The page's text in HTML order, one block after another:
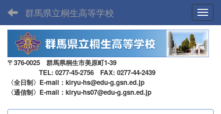
群馬県立桐生高等学校
〒376-0025 群馬県桐生市美原町1-39
TEL: 0277-45-2756 FAX: 0277-44-2439
〈全日制〉E-mail：kiryu-hs@edu-g.gsn.ed.jp
〈通信制〉E-mail：kiryu-hs07@edu-g.gsn.ed.jp